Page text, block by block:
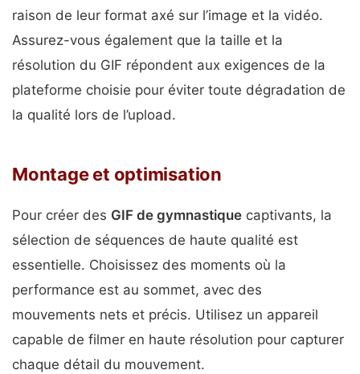
raison de leur format axé sur l’image et la vidéo.
Assurez-vous également que la taille et la
résolution du GIF répondent aux exigences de la
plateforme choisie pour éviter toute dégradation de
la qualité lors de l’upload.
Montage et optimisation
Pour créer des GIF de gymnastique captivants, la
sélection de séquences de haute qualité est
essentielle. Choisissez des moments où la
performance est au sommet, avec des
mouvements nets et précis. Utilisez un appareil
capable de filmer en haute résolution pour capturer
chaque détail du mouvement.